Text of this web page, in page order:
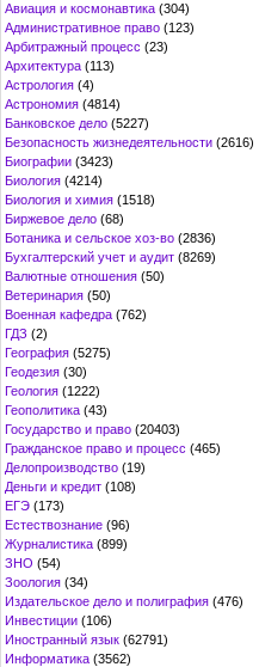
Авиация и космонавтика (304)
Административное право (123)
Арбитражный процесс (23)
Архитектура (113)
Астрология (4)
Астрономия (4814)
Банковское дело (5227)
Безопасность жизнедеятельности (2616)
Биографии (3423)
Биология (4214)
Биология и химия (1518)
Биржевое дело (68)
Ботаника и сельское хоз-во (2836)
Бухгалтерский учет и аудит (8269)
Валютные отношения (50)
Ветеринария (50)
Военная кафедра (762)
ГДЗ (2)
География (5275)
Геодезия (30)
Геология (1222)
Геополитика (43)
Государство и право (20403)
Гражданское право и процесс (465)
Делопроизводство (19)
Деньги и кредит (108)
ЕГЭ (173)
Естествознание (96)
Журналистика (899)
ЗНО (54)
Зоология (34)
Издательское дело и полиграфия (476)
Инвестиции (106)
Иностранный язык (62791)
Информатика (3562)